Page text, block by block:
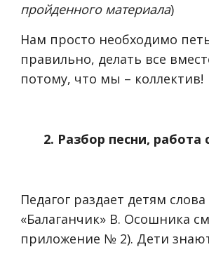
пройденного материала)
Нам просто необходимо
правильно, делать все
потому, что мы – коллектив!
2. Разбор песни, работа
Педагог раздает детям
«Балаганчик» В. Осошника
приложение № 2). Дети